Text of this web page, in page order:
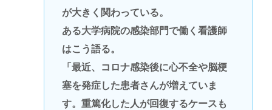
が大きく関わっている。
ある大学病院の感染部門で働く看護師
はこう語る。
「最近、コロナ感染後に心不全や脳梗
塞を発症した患者さんが増えていま
す。重篤化した人が回復するケースも